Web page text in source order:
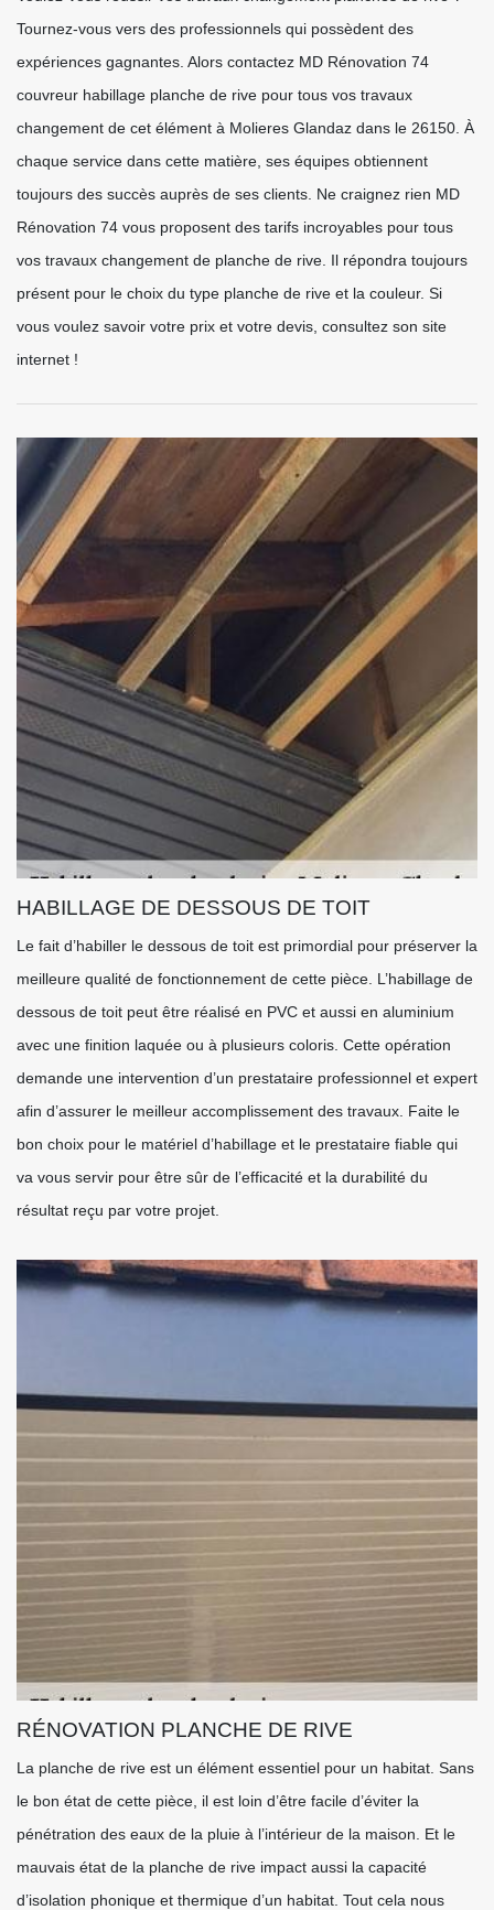
Tournez-vous vers des professionnels qui possèdent des
expériences gagnantes. Alors contactez MD Rénovation 74
couvreur habillage planche de rive pour tous vos travaux
changement de cet élément à Molieres Glandaz dans le 26150. À
chaque service dans cette matière, ses équipes obtiennent
toujours des succès auprès de ses clients. Ne craignez rien MD
Rénovation 74 vous proposent des tarifs incroyables pour tous
vos travaux changement de planche de rive. Il répondra toujours
présent pour le choix du type planche de rive et la couleur. Si
vous voulez savoir votre prix et votre devis, consultez son site
internet !
HABILLAGE DE DESSOUS DE TOIT
Le fait d’habiller le dessous de toit est primordial pour préserver la
meilleure qualité de fonctionnement de cette pièce. L’habillage de
dessous de toit peut être réalisé en PVC et aussi en aluminium
avec une finition laquée ou à plusieurs coloris. Cette opération
demande une intervention d’un prestataire professionnel et expert
afin d’assurer le meilleur accomplissement des travaux. Faite le
bon choix pour le matériel d’habillage et le prestataire fiable qui
va vous servir pour être sûr de l’efficacité et la durabilité du
résultat reçu par votre projet.
RÉNOVATION PLANCHE DE RIVE
La planche de rive est un élément essentiel pour un habitat. Sans
le bon état de cette pièce, il est loin d’être facile d’éviter la
pénétration des eaux de la pluie à l’intérieur de la maison. Et le
mauvais état de la planche de rive impact aussi la capacité
d’isolation phonique et thermique d’un habitat. Tout cela nous